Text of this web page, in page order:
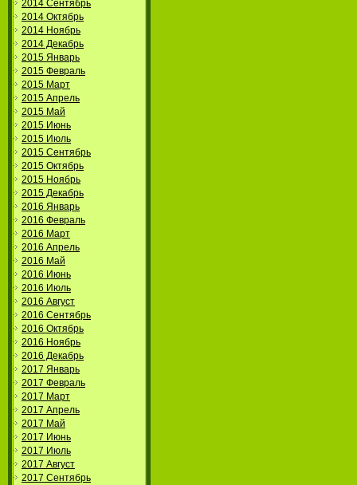
2014 Сентябрь
2014 Октябрь
2014 Ноябрь
2014 Декабрь
2015 Январь
2015 Февраль
2015 Март
2015 Апрель
2015 Май
2015 Июнь
2015 Июль
2015 Сентябрь
2015 Октябрь
2015 Ноябрь
2015 Декабрь
2016 Январь
2016 Февраль
2016 Март
2016 Апрель
2016 Май
2016 Июнь
2016 Июль
2016 Август
2016 Сентябрь
2016 Октябрь
2016 Ноябрь
2016 Декабрь
2017 Январь
2017 Февраль
2017 Март
2017 Апрель
2017 Май
2017 Июнь
2017 Июль
2017 Август
2017 Сентябрь